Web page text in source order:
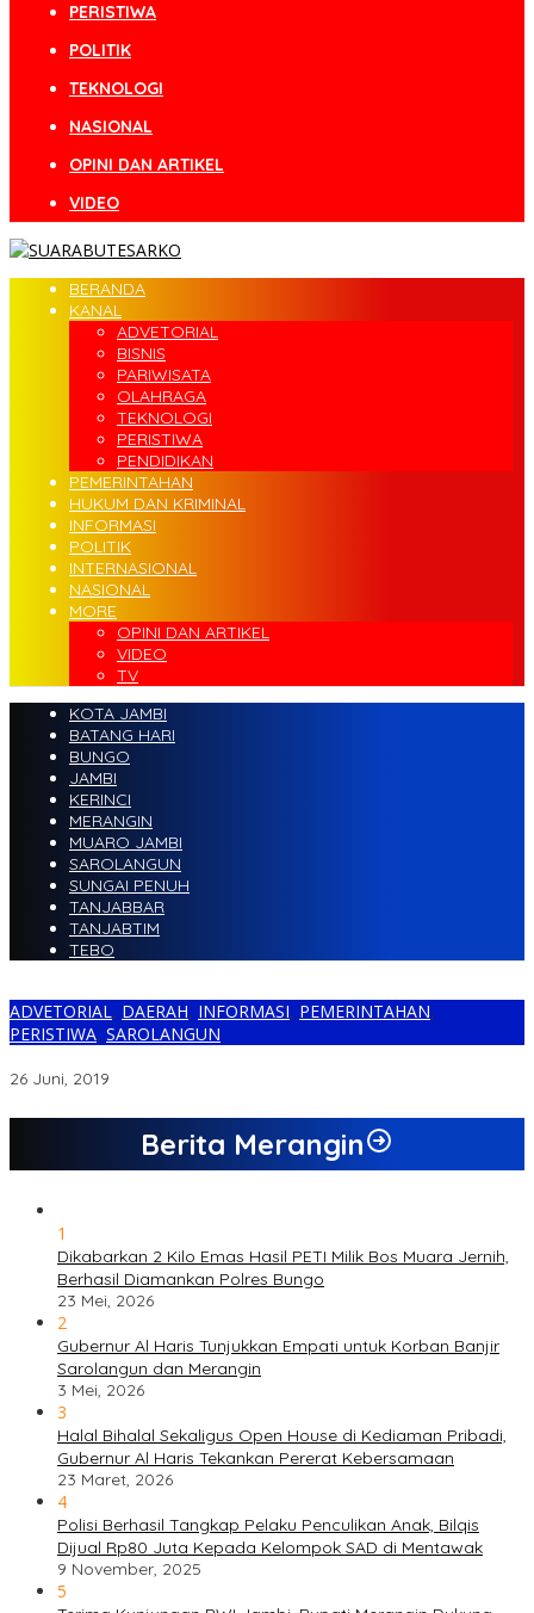
PERISTIWA
POLITIK
TEKNOLOGI
NASIONAL
OPINI DAN ARTIKEL
VIDEO
BERANDA
KANAL
ADVETORIAL
BISNIS
PARIWISATA
OLAHRAGA
TEKNOLOGI
PERISTIWA
PENDIDIKAN
PEMERINTAHAN
HUKUM DAN KRIMINAL
INFORMASI
POLITIK
INTERNASIONAL
NASIONAL
MORE
OPINI DAN ARTIKEL
VIDEO
TV
KOTA JAMBI
BATANG HARI
BUNGO
JAMBI
KERINCI
MERANGIN
MUARO JAMBI
SAROLANGUN
SUNGAI PENUH
TANJABBAR
TANJABTIM
TEBO
ADVETORIAL, DAERAH, INFORMASI, PEMERINTAHAN,
PERISTIWA, SAROLANGUN
26 Juni, 2019
Berita Merangin
1
Dikabarkan 2 Kilo Emas Hasil PETI Milik Bos Muara Jernih,
Berhasil Diamankan Polres Bungo
23 Mei, 2026
2
Gubernur Al Haris Tunjukkan Empati untuk Korban Banjir
Sarolangun dan Merangin
3 Mei, 2026
3
Halal Bihalal Sekaligus Open House di Kediaman Pribadi,
Gubernur Al Haris Tekankan Pererat Kebersamaan
23 Maret, 2026
4
Polisi Berhasil Tangkap Pelaku Penculikan Anak, Bilqis
Dijual Rp80 Juta Kepada Kelompok SAD di Mentawak
9 November, 2025
5